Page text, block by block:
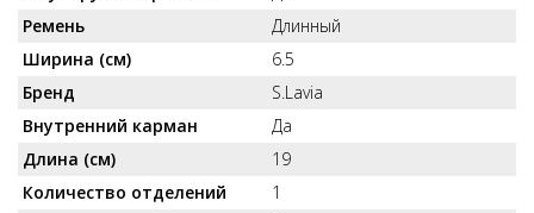
Ремень
Длинный
Ширина (см)
6.5
Бренд
S.Lavia
Внутренний карман
Да
Длина (см)
19
Количество отделений
1